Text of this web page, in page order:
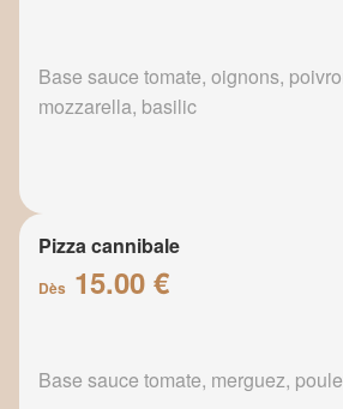
Base sauce tomate, oignons,
mozzarella, basilic
Pizza cannibale
Dès 15.00 €
Base sauce tomate, merguez,